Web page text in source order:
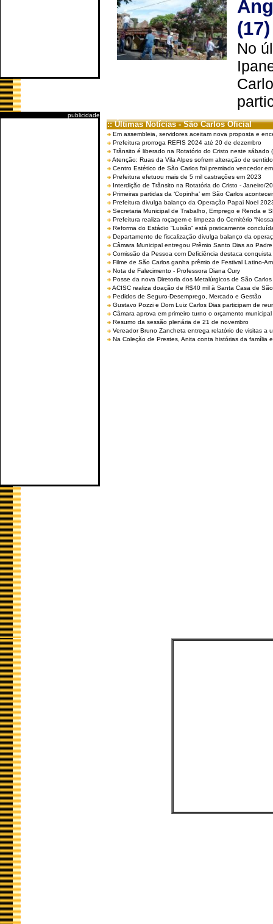
publicidade
(17)
No
:: Últimas Notícias - São Carlos Oficial
Em assembleia, servidores aceitam nova proposta e
Prefeitura prorroga REFIS 2024 até 20 de dezembro
Trânsito é liberado na Rotatório do Cristo neste sábado
Atenção: Ruas da Vila Alpes sofrem alteração de
Centro Estético de São Carlos foi premiado vencedor
Prefeitura efetuou mais de 5 mil castrações em 2023
Interdição de Trânsito na Rotatória do Cristo - Janeiro/
Primeiras partidas da ‘Copinha’ em São Carlos
Prefeitura divulga balanço da Operação Papai Noel
Secretaria Municipal de Trabalho, Emprego e Renda e
Prefeitura realiza roçagem e limpeza do Cemitério
Reforma do Estádio “Luisão” está praticamente
Departamento de fiscalização divulga balanço da
Câmara Municipal entregou Prêmio Santo Dias ao
Comissão da Pessoa com Deficiência destaca
Filme de São Carlos ganha prêmio de Festival Latino-
Nota de Falecimento - Professora Diana Cury
Posse da nova Diretoria dos Metalúrgicos de São
ACISC realiza doação de R$40 mil à Santa Casa de
Pedidos de Seguro-Desemprego, Mercado e Gestão
Gustavo Pozzi e Dom Luiz Carlos Dias participam de
Câmara aprova em primeiro turno o orçamento
Resumo da sessão plenária de 21 de novembro
Vereador Bruno Zancheta entrega relatório de visitas a
Na Coleção de Prestes, Anita conta histórias da família